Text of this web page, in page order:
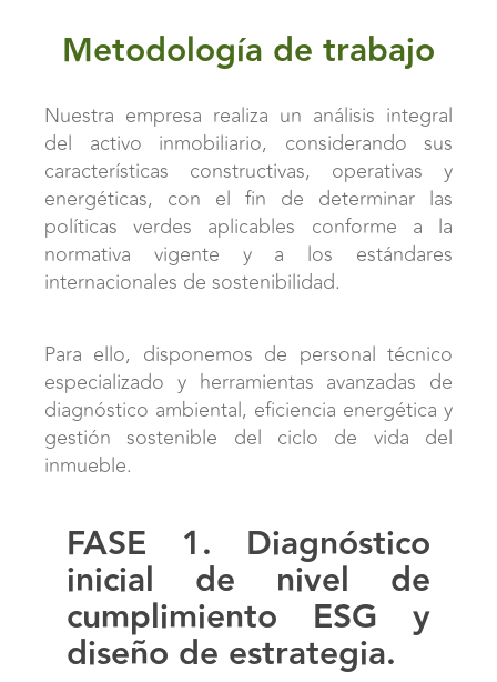
Metodología de trabajo
Nuestra empresa realiza un análisis integral
del activo inmobiliario, considerando sus
características constructivas, operativas y
energéticas, con el fin de determinar las
políticas verdes aplicables conforme a la
normativa vigente y a los estándares
internacionales de sostenibilidad.
Para ello, disponemos de personal técnico
especializado y herramientas avanzadas de
diagnóstico ambiental, eficiencia energética y
gestión sostenible del ciclo de vida del
inmueble.
FASE 1. Diagnóstico
inicial de nivel de
cumplimiento ESG y
diseño de estrategia.